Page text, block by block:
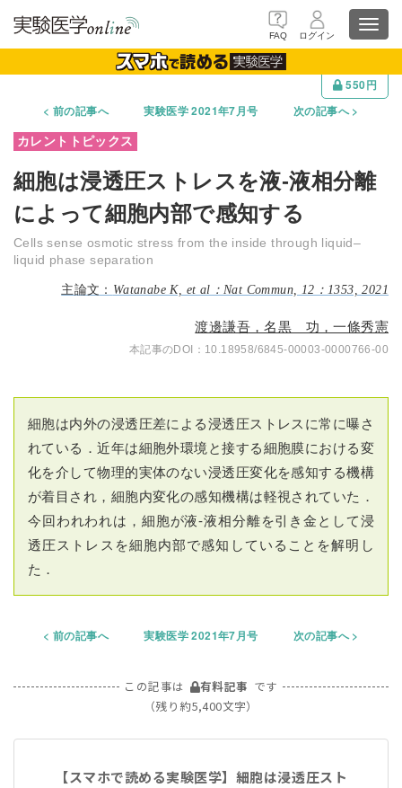
FAQ ログイン
550円
前の記事へ
実験医学 2021年7月号 次の記事へ
細胞は浸透圧ストレスを液-液相分離
によって細胞内部で感知する
Cells sense osmotic stress from the inside through liquid–
liquid phase separation
Watanabe K, et al：Nat Commun, 12：1353, 2021
渡邊謙吾，名黒 功，一條秀憲
10.18958/6845-00003-0000766-00
細胞は内外の浸透圧差による浸透圧ストレスに常に曝さ
れている．近年は細胞外環境と接する細胞膜における変
化を介して物理的実体のない浸透圧変化を感知する機構
が着目され，細胞内変化の感知機構は軽視されていた．
今回われわれは，細胞が液-液相分離を引き金として浸
透圧ストレスを細胞内部で感知していることを解明し
た．
前の記事へ 実験医学 2021年7月号 次の記事へ
この記事は 有料記事 です
（残り約5,400文字）
【スマホで読める実験医学】細胞は浸透圧スト